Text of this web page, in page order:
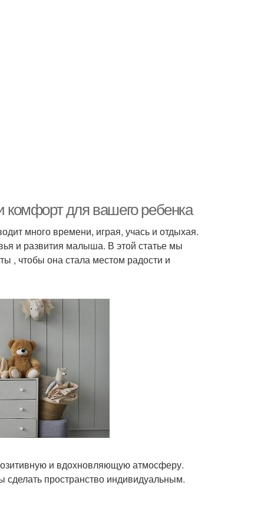
комфорт для вашего ребенка
много времени, играя, учась и отдыхая.
и развития малыша. В этой статье мы
, чтобы она стала местом радости и
и вдохновляющую атмосферу.
сделать пространство индивидуальным.